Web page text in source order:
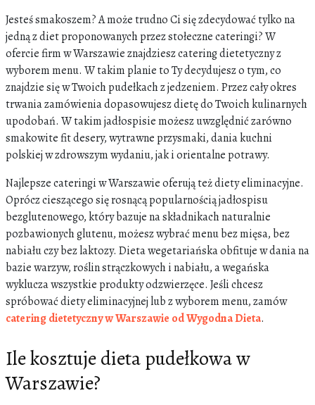
Jesteś smakoszem? A może trudno Ci się zdecydować tylko na
jedną z diet proponowanych przez stołeczne cateringi? W
ofercie firm w Warszawie znajdziesz catering dietetyczny z
wyborem menu. W takim planie to Ty decydujesz o tym, co
znajdzie się w Twoich pudełkach z jedzeniem. Przez cały okres
trwania zamówienia dopasowujesz dietę do Twoich kulinarnych
upodobań. W takim jadłospisie możesz uwzględnić zarówno
smakowite fit desery, wytrawne przysmaki, dania kuchni
polskiej w zdrowszym wydaniu, jak i orientalne potrawy.
Najlepsze cateringi w Warszawie oferują też diety eliminacyjne.
Oprócz cieszącego się rosnącą popularnością jadłospisu
bezglutenowego, który bazuje na składnikach naturalnie
pozbawionych glutenu, możesz wybrać menu bez mięsa, bez
nabiału czy bez laktozy. Dieta wegetariańska obfituje w dania na
bazie warzyw, roślin strączkowych i nabiału, a wegańska
wyklucza wszystkie produkty odzwierzęce. Jeśli chcesz
spróbować diety eliminacyjnej lub z wyborem menu, zamów
catering dietetyczny w Warszawie od Wygodna Dieta.
Ile kosztuje dieta pudełkowa w
Warszawie?